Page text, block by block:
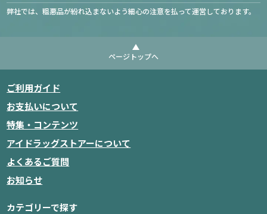
弊社では、粗悪品が紛れ込まないよう細心の注意を払って運営しております。
ページトップへ
ご利用ガイド
お支払いについて
特集・コンテンツ
アイドラッグストアーについて
よくあるご質問
お知らせ
カテゴリーで探す